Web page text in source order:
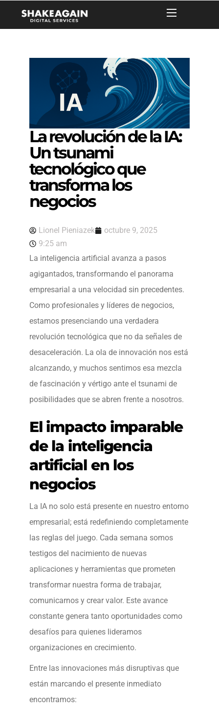
La revolución de la IA:
Un tsunami
tecnológico que
transforma los
negocios
Lionel Pieniazek
octubre 9, 2025
9:25 am
La inteligencia artificial avanza a pasos
agigantados, transformando el panorama
empresarial a una velocidad sin precedentes.
Como profesionales y líderes de negocios,
estamos presenciando una verdadera
revolución tecnológica que no da señales de
desaceleración. La ola de innovación nos está
alcanzando, y muchos sentimos esa mezcla
de fascinación y vértigo ante el tsunami de
posibilidades que se abren frente a nosotros.
El impacto imparable
de la inteligencia
artificial en los
negocios
La IA no solo está presente en nuestro entorno
empresarial; está redefiniendo completamente
las reglas del juego. Cada semana somos
testigos del nacimiento de nuevas
aplicaciones y herramientas que prometen
transformar nuestra forma de trabajar,
comunicarnos y crear valor. Este avance
constante genera tanto oportunidades como
desafíos para quienes lideramos
organizaciones en crecimiento.
Entre las innovaciones más disruptivas que
están marcando el presente inmediato
encontramos: